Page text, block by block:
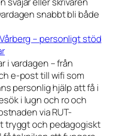
snabbt bli både
– personligt stöd
i vardagen – från
e-post till wifi som
personlig hjälp att få i
i lugn och ro och
via RUT-
tryggt och pedagogiskt